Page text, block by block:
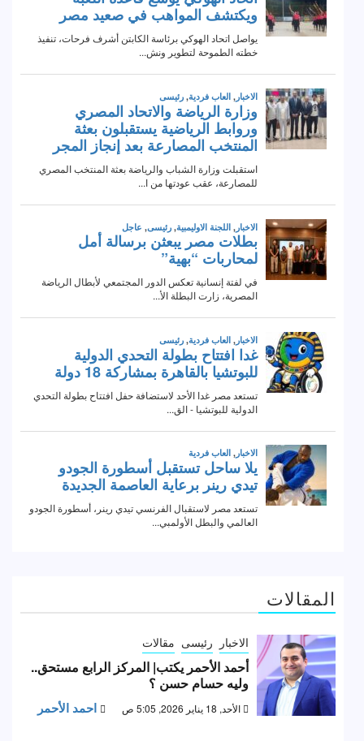
المقالات
الاخبار رئيسى مقالات
أحمد الأحمر يكتب| المركز الرابع مستحق..
وليه حسام حسن ؟
الأحد, 18 يناير 2026, 5:05 ص احمد الأحمر